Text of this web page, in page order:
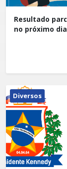
Resultado
no próximo
Diversos